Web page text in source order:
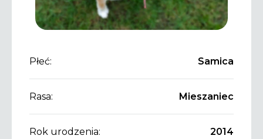
Płeć: Samica
Rasa: Mieszaniec
Rok urodzenia: 2014